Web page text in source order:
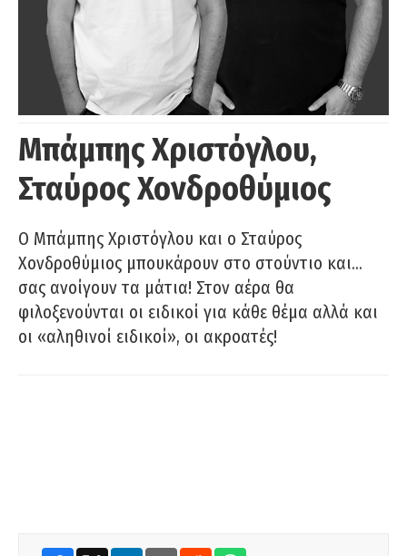
Μπάμπης Χριστόγλου,
Σταύρος Χονδροθύμιος
O Μπάμπης Χριστόγλου και ο Σταύρος
Χονδροθύμιος μπουκάρουν στο στούντιο και…
σας ανοίγουν τα μάτια! Στον αέρα θα
φιλοξενούνται οι ειδικοί για κάθε θέμα αλλά και
οι «αληθινοί ειδικοί», οι ακροατές!